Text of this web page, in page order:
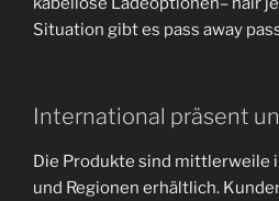
Situation gibt es pass away
International präsent
Die Produkte sind mittlerweile
und Regionen erhältlich.